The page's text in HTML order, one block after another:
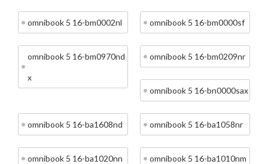
omnibook 5 16-bm0002nl omnibook 5 16-bm0000sf
omnibook 5 16-bm0970nd
x
omnibook 5 16-bm0209nr
omnibook 5 16-bn0000sax
omnibook 5 16-ba1608nd omnibook 5 16-ba1058nr
omnibook 5 16-ba1020nn omnibook 5 16-ba1010nm